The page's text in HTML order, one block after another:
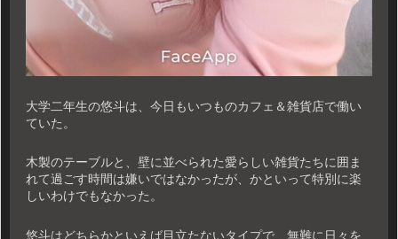
大学二年生の悠斗は、今日もいつものカフェ＆雑貨店で働い
ていた。
木製のテーブルと、壁に並べられた愛らしい雑貨たちに囲ま
れて過ごす時間は嫌いではなかったが、かといって特別に楽
しいわけでもなかった。
悠斗はどちらかといえば目立たないタイプで、無難に日々を